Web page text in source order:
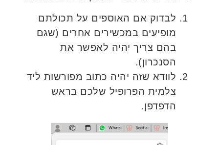
לבדוק אם האוספים על תכולתם
מופיעים במכשירים אחרים (שגם
בהם צריך יהיה לאפשר את
הסנכרון).
לוודא שזה יהיה כתוב מפורשות ליד
צלמית הפרופיל שלכם בראש
הדפדפן.